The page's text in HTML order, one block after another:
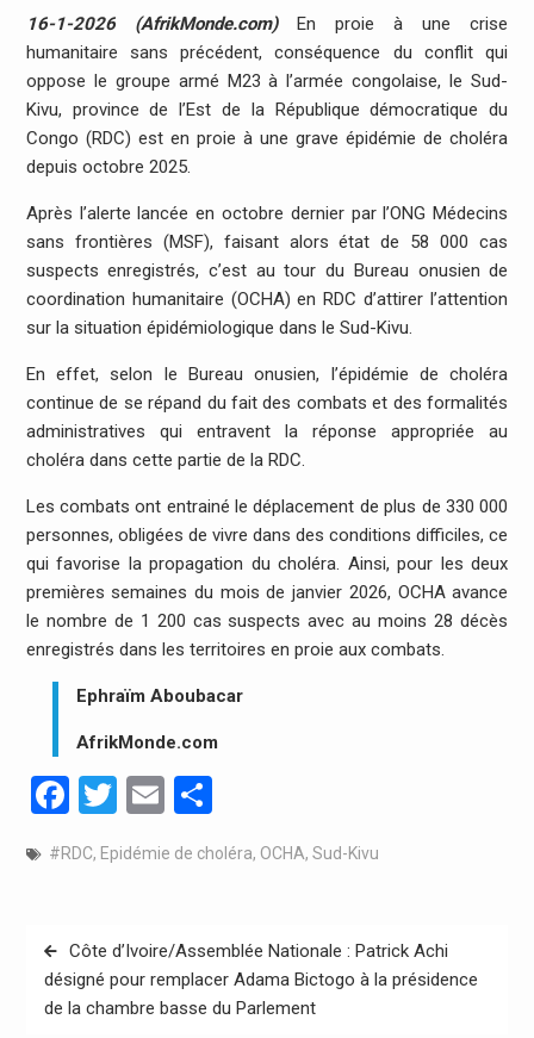
16-1-2026 (AfrikMonde.com)En proie à une crise
humanitaire sans précédent, conséquence du conflit qui
oppose le groupe armé M23 à l’armée congolaise, le Sud-
Kivu, province de l’Est de la République démocratique du
Congo (RDC) est en proie à une grave épidémie de choléra
depuis octobre 2025.
Après l’alerte lancée en octobre dernier par l’ONG Médecins
sans frontières (MSF), faisant alors état de 58 000 cas
suspects enregistrés, c’est au tour du Bureau onusien de
coordination humanitaire (OCHA) en RDC d’attirer l’attention
sur la situation épidémiologique dans le Sud-Kivu.
En effet, selon le Bureau onusien, l’épidémie de choléra
continue de se répand du fait des combats et des formalités
administratives qui entravent la réponse appropriée au
choléra dans cette partie de la RDC.
Les combats ont entrainé le déplacement de plus de 330 000
personnes, obligées de vivre dans des conditions difficiles, ce
qui favorise la propagation du choléra. Ainsi, pour les deux
premières semaines du mois de janvier 2026, OCHA avance
le nombre de 1 200 cas suspects avec au moins 28 décès
enregistrés dans les territoires en proie aux combats.
Ephraïm Aboubacar
AfrikMonde.com
Facebook
Twitter
EmailPartager
#RDC, Epidémie de choléra, OCHA, Sud-Kivu
Navigation
de
l’article
Côte d’Ivoire/Assemblée Nationale : Patrick Achi
désigné pour remplacer Adama Bictogo à la présidence
de la chambre basse du Parlement